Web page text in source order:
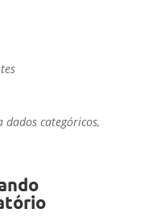
categóricos,